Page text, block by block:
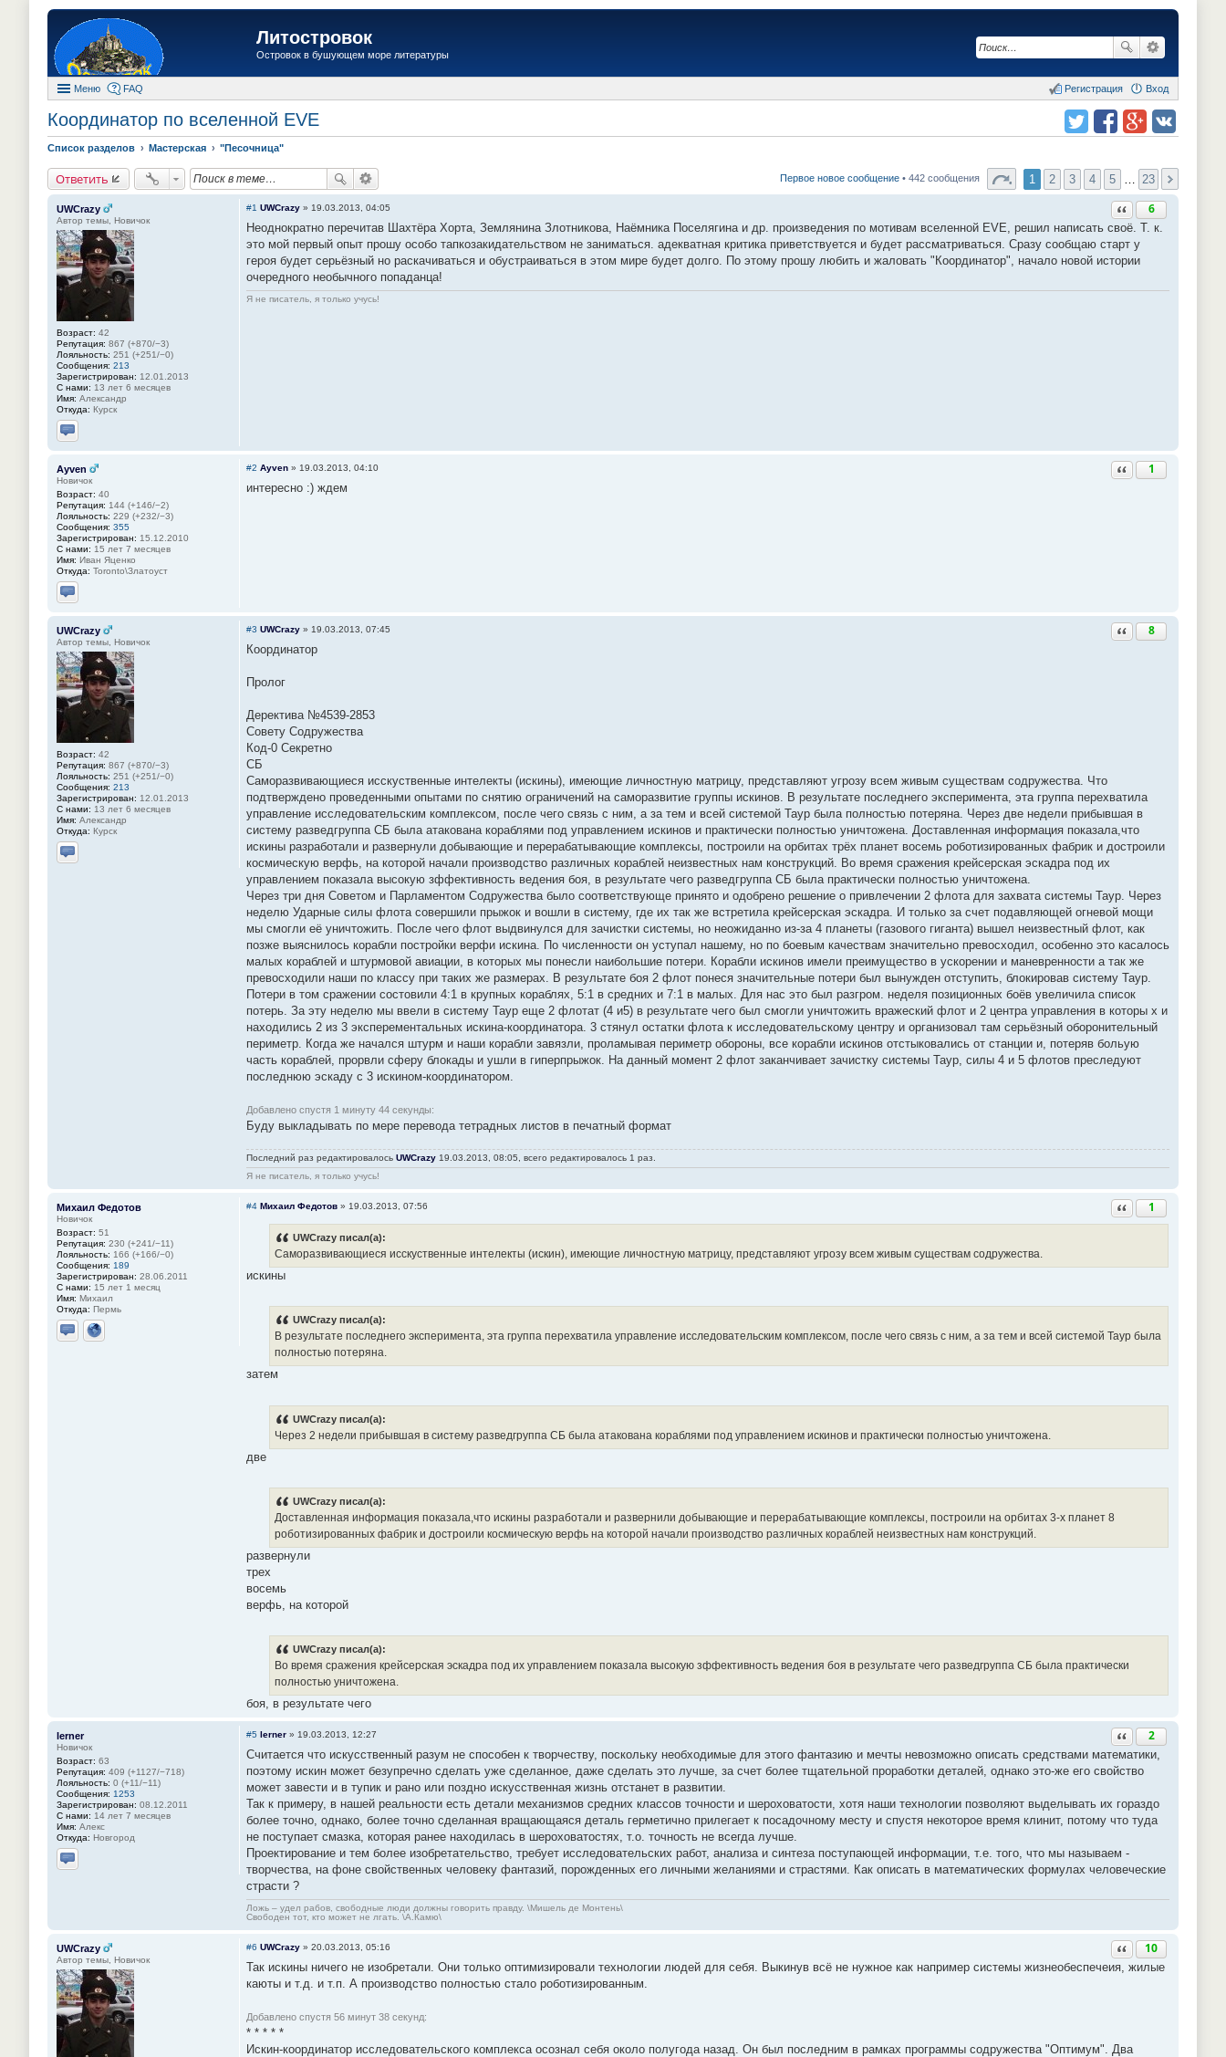
Литостровок
Островок в бушующем море литературы
Меню FAQ Вход
Регистрация
Координатор по вселенной EVE
Список разделов Мастерская "Песочница"
Ответить Первое новое сообщение • 442 сообщения 1 2 3 4 5 23
UWCrazy
Автор темы, Новичок
Возраст: 42
Репутация: 867 (+870/−3)
Лояльность: 251 (+251/−0)
Сообщения: 213
Зарегистрирован: 12.01.2013
С нами: 13 лет 6 месяцев
Имя: Александр
Откуда: Курск
Отправить личное сообщение
Ответить с цитатой
6
#1 UWCrazy » 19.03.2013, 04:05
Неоднократно перечитав Шахтёра Хорта, Землянина Злотникова, Наёмника Поселягина и др. произведения по мотивам вселенной EVE, решил написать своё. Т. к.
это мой первый опыт прошу особо тапкозакидательством не заниматься. адекватная критика приветствуется и будет рассматриваться. Сразу сообщаю старт у
героя будет серьёзный но раскачиваться и обустраиваться в этом мире будет долго. По этому прошу любить и жаловать "Координатор", начало новой истории
очередного необычного попаданца!
Я не писатель, я только учусь!
Ayven
Новичок
Возраст: 40
Репутация: 144 (+146/−2)
Лояльность: 229 (+232/−3)
Сообщения: 355
Зарегистрирован: 15.12.2010
С нами: 15 лет 7 месяцев
Имя: Иван Яценко
Откуда: Toronto\Златоуст
Отправить личное сообщение
Ответить с цитатой
1
#2 Ayven » 19.03.2013, 04:10
интересно :) ждем
UWCrazy
Автор темы, Новичок
Возраст: 42
Репутация: 867 (+870/−3)
Лояльность: 251 (+251/−0)
Сообщения: 213
Зарегистрирован: 12.01.2013
С нами: 13 лет 6 месяцев
Имя: Александр
Откуда: Курск
Отправить личное сообщение
Ответить с цитатой
8
#3 UWCrazy » 19.03.2013, 07:45
Координатор
Пролог
Деректива №4539-2853
Совету Содружества
Код-0 Секретно
СБ
Саморазвивающиеся исскуственные интелекты (искины), имеющие личностную матрицу, представляют угрозу всем живым существам содружества. Что
подтверждено проведенными опытами по снятию ограничений на саморазвитие группы искинов. В результате последнего эксперимента, эта группа перехватила
управление исследовательским комплексом, после чего связь с ним, а за тем и всей системой Таур была полностью потеряна. Через две недели прибывшая в
систему разведгруппа СБ была атакована кораблями под управлением искинов и практически полностью уничтожена. Доставленная информация показала,что
искины разработали и развернули добывающие и перерабатывающие комплексы, построили на орбитах трёх планет восемь роботизированных фабрик и достроили
космическую верфь, на которой начали производство различных кораблей неизвестных нам конструкций. Во время сражения крейсерская эскадра под их
управлением показала высокую зффективность ведения боя, в результате чего разведгруппа СБ была практически полностью уничтожена.
Через три дня Советом и Парламентом Содружества было соответствующе принято и одобрено решение о привлечении 2 флота для захвата системы Таур. Через
неделю Ударные силы флота совершили прыжок и вошли в систему, где их так же встретила крейсерская эскадра. И только за счет подавляющей огневой мощи
мы смогли её уничтожить. После чего флот выдвинулся для зачистки системы, но неожиданно из-за 4 планеты (газового гиганта) вышел неизвестный флот, как
позже выяснилось корабли постройки верфи искина. По численности он уступал нашему, но по боевым качествам значительно превосходил, особенно это касалось
малых кораблей и штурмовой авиации, в которых мы понесли наибольшие потери. Корабли искинов имели преимущество в ускорении и маневренности а так же
превосходили наши по классу при таких же размерах. В результате боя 2 флот понеся значительные потери был вынужден отступить, блокировав систему Таур.
Потери в том сражении состовили 4:1 в крупных кораблях, 5:1 в средних и 7:1 в малых. Для нас это был разгром. неделя позиционных боёв увеличила список
потерь. За эту неделю мы ввели в систему Таур еще 2 флотат (4 и5) в результате чего был смогли уничтожить вражеский флот и 2 центра управления в которы х и
находились 2 из 3 эксперементальных искина-координатора. 3 стянул остатки флота к исследовательскому центру и организовал там серьёзный оборонительный
периметр. Когда же начался штурм и наши корабли завязли, проламывая периметр обороны, все корабли искинов отстыковались от станции и, потеряв больую
часть кораблей, прорвли сферу блокады и ушли в гиперпрыжок. На данный момент 2 флот заканчивает зачистку системы Таур, силы 4 и 5 флотов преследуют
последнюю эскаду с 3 искином-координатором.
Добавлено спустя 1 минуту 44 секунды:
Буду выкладывать по мере перевода тетрадных листов в печатный формат
Последний раз редактировалось UWCrazy 19.03.2013, 08:05, всего редактировалось 1 раз.
Я не писатель, я только учусь!
Михаил Федотов
Новичок
Возраст: 51
Репутация: 230 (+241/−11)
Лояльность: 166 (+166/−0)
Сообщения: 189
Зарегистрирован: 28.06.2011
С нами: 15 лет 1 месяц
Имя: Михаил
Откуда: Пермь
Отправить личное сообщение
Сайт
Ответить с цитатой
1
#4 Михаил Федотов » 19.03.2013, 07:56
UWCrazy писал(а):
Саморазвивающиеся исскуственные интелекты (искин), имеющие личностную матрицу, представляют угрозу всем живым существам содружества.
искины
UWCrazy писал(а):
В результате последнего эксперимента, эта группа перехватила управление исследовательским комплексом, после чего связь с ним, а за тем и всей системой Таур была
полностью потеряна.
затем
UWCrazy писал(а):
Через 2 недели прибывшая в систему разведгруппа СБ была атакована кораблями под управлением искинов и практически полностью уничтожена.
две
UWCrazy писал(а):
Доставленная информация показала,что искины разработали и развернили добывающие и перерабатывающие комплексы, построили на орбитах 3-х планет 8
роботизированных фабрик и достроили космическую верфь на которой начали производство различных кораблей неизвестных нам конструкций.
развернули
трех
восемь
верфь, на которой
UWCrazy писал(а):
Во время сражения крейсерская эскадра под их управлением показала высокую зффективность ведения боя в результате чего разведгруппа СБ была практически
полностью уничтожена.
боя, в результате чего
lerner
Новичок
Возраст: 63
Репутация: 409 (+1127/−718)
Лояльность: 0 (+11/−11)
Сообщения: 1253
Зарегистрирован: 08.12.2011
С нами: 14 лет 7 месяцев
Имя: Алекс
Откуда: Новгород
Отправить личное сообщение
Ответить с цитатой
2
#5 lerner » 19.03.2013, 12:27
Считается что искусственный разум не способен к творчеству, поскольку необходимые для этого фантазию и мечты невозможно описать средствами математики,
поэтому искин может безупречно сделать уже сделанное, даже сделать это лучше, за счет более тщательной проработки деталей, однако это-же его свойство
может завести и в тупик и рано или поздно искусственная жизнь отстанет в развитии.
Так к примеру, в нашей реальности есть детали механизмов средних классов точности и шероховатости, хотя наши технологии позволяют выделывать их гораздо
более точно, однако, более точно сделанная вращающаяся деталь герметично прилегает к посадочному месту и спустя некоторое время клинит, потому что туда
не поступает смазка, которая ранее находилась в шероховатостях, т.о. точность не всегда лучше.
Проектирование и тем более изобретательство, требует исследовательских работ, анализа и синтеза поступающей информации, т.е. того, что мы называем -
творчества, на фоне свойственных человеку фантазий, порожденных его личными желаниями и страстями. Как описать в математических формулах человеческие
страсти ?
Ложь – удел рабов, свободные люди должны говорить правду. \Мишель де Монтень\
Свободен тот, кто может не лгать. \А.Камю\
UWCrazy
Автор темы, Новичок
Ответить с цитатой
10
#6 UWCrazy » 20.03.2013, 05:16
Так искины ничего не изобретали. Они только оптимизировали технологии людей для себя. Выкинув всё не нужное как например системы жизнеобеспечеия, жилые
каюты и т.д. и т.п. А производство полностью стало роботизированным.
Добавлено спустя 56 минут 38 секунд:
* * * * *
Искин-координатор исследовательского комплекса осознал себя около полугода назад. Он был последним в рамках программы содружества "Оптимум". Два